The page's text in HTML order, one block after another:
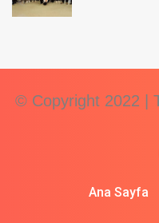
© Copyright 2022 |
Ana Sayfa